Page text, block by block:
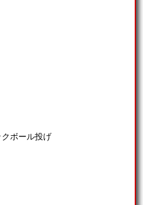
ボール投げ